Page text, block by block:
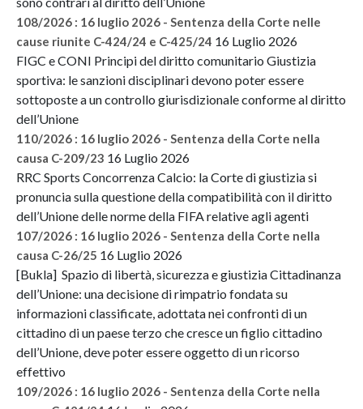
108/2026 : 16 luglio 2026 - Sentenza della Corte nelle
cause riunite C-424/24 e C-425/24 16 Luglio 2026
FIGC e CONI Principi del diritto comunitario Giustizia
sportiva: le sanzioni disciplinari devono poter essere
sottoposte a un controllo giurisdizionale conforme al diritto
dell’Unione
110/2026 : 16 luglio 2026 - Sentenza della Corte nella
causa C-209/23 16 Luglio 2026
RRC Sports Concorrenza Calcio: la Corte di giustizia si
pronuncia sulla questione della compatibilità con il diritto
dell’Unione delle norme della FIFA relative agli agenti
107/2026 : 16 luglio 2026 - Sentenza della Corte nella
causa C-26/25 16 Luglio 2026
[Bukla] Spazio di libertà, sicurezza e giustizia Cittadinanza
dell’Unione: una decisione di rimpatrio fondata su
informazioni classificate, adottata nei confronti di un
cittadino di un paese terzo che cresce un figlio cittadino
dell’Unione, deve poter essere oggetto di un ricorso
effettivo
109/2026 : 16 luglio 2026 - Sentenza della Corte nella